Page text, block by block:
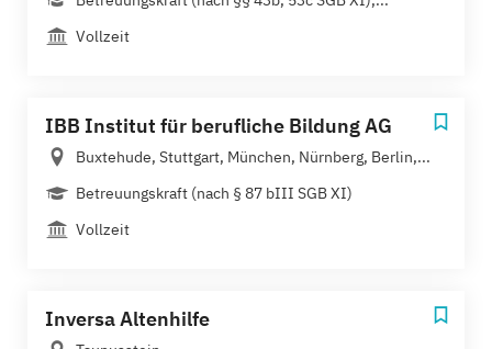
Vollzeit
IBB Institut für berufliche Bildung AG
Buxtehude, Stuttgart, München, Nürnberg, Berlin,...
Betreuungskraft (nach § 87 bIII SGB XI)
Vollzeit
Inversa Altenhilfe